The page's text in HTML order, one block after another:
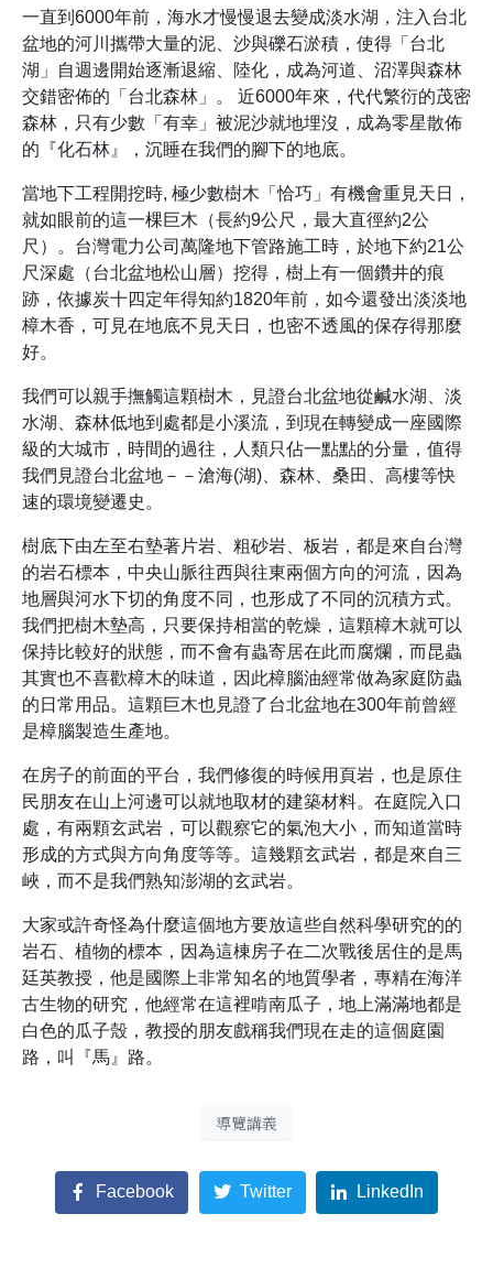
一直到6000年前，海水才慢慢退去變成淡水湖，注入台北
盆地的河川攜帶大量的泥、沙與礫石淤積，使得「台北
湖」自週邊開始逐漸退縮、陸化，成為河道、沼澤與森林
交錯密佈的「台北森林」。 近6000年來，代代繁衍的茂密
森林，只有少數「有幸」被泥沙就地埋沒，成為零星散佈
的『化石林』，沉睡在我們的腳下的地底。
當地下工程開挖時, 極少數樹木「恰巧」有機會重見天日，
就如眼前的這一棵巨木（長約9公尺，最大直徑約2公
尺）。台灣電力公司萬隆地下管路​施工時，於地下約21公
尺深處（台北盆地松山層）挖得​，樹上有一個鑽井的痕
跡，依據炭十四定年得知約1820年前，如今還發出淡淡地
樟木香，可見在地底不見天日，也密不透風的保存得那麼
好。
我們可以親手撫觸這顆樹木，見證台北盆地從鹹水湖、淡
水湖、森林低地到處都是小溪流，到現在轉變成一座國際
級的大城市，時間的過往，人類只佔一點點的分量，值得
我們見證台北盆地－－滄海(湖)、森林、桑田、高樓等快
速的環境變遷史。
樹底下由左至右墊著片岩、粗砂岩、板岩，都是來自台灣
的岩石標本，中央山脈往西與往東兩個方向的河流，因為
地層與河水下切的角度不同，也形成了不同的沉積方式。
我們把樹木墊高，只要保持相當的乾燥，這顆樟木就可以
保持比較好的狀態，而不會有蟲寄居在此而腐爛，而昆蟲
其實也不喜歡樟木的味道，因此樟腦油經常做為家庭防蟲
的日常用品。這顆巨木也見證了台北盆地在300年前曾經
是樟腦製造生產地。
在房子的前面的平台，我們修復的時候用頁岩，也是原住
民朋友在山上河邊可以就地取材的建築材料。在庭院入口
處，有兩顆玄武岩，可以觀察它的氣泡大小，而知道當時
形成的方式與方向角度等等。這幾顆玄武岩，都是來自三
峽，而不是我們熟知澎湖的玄武岩。
大家或許奇怪為什麼這個地方要放這些自然科學研究的的
岩石、植物的標本，因為這棟房子在二次戰後居住的是馬
廷英教授，他是國際上非常知名的地質學者，專精在海洋
古生物的研究，他經常在這裡啃南瓜子，地上滿滿地都是
白色的瓜子殼，教授的朋友戲稱我們現在走的這個庭園
路，叫『馬』路。
導覽講義
Facebook Twitter LinkedIn